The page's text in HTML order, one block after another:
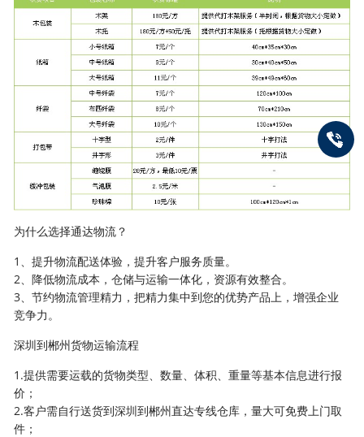
为什么选择通达物流？
1、提升物流配送体验，提升客户服务质量。
2、降低物流成本，仓储与运输一体化，资源有效整合。
3、节约物流管理精力，把精力集中到您的优势产品上，增强企业
竞争力。
深圳到郴州货物运输流程
1.提供需要运载的货物类型、数量、体积、重量等基本信息进行报
价；
2.客户需自行送货到深圳到郴州直达专线仓库，量大可免费上门取
件；